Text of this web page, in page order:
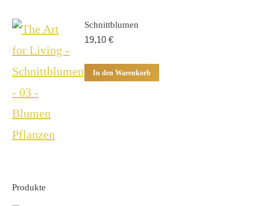
Schnittblumen
19,10 €
In den Warenkorb
Produkte